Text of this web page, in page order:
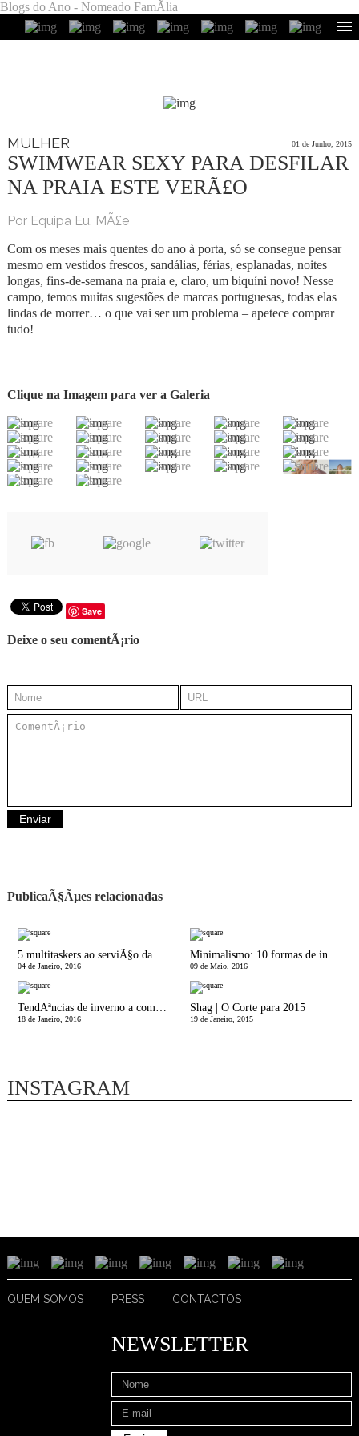
Blogs do Ano - Nomeado FamÃ­lia
MULHER 01 de Junho, 2015
SWIMWEAR SEXY PARA DESFILAR
NA PRAIA ESTE VERÃ£O
Por Equipa Eu, MÃ£e
Com os meses mais quentes do ano à porta, só se consegue pensar
mesmo em vestidos frescos, sandálias, férias, esplanadas, noites
longas, fins-de-semana na praia e, claro, um biquíni novo! Nesse
campo, temos muitas sugestões de marcas portuguesas, todas elas
lindas de morrer… o que vai ser um problema – apetece comprar
tudo!
Clique na Imagem para ver a Galeria
Save
Deixe o seu comentÃ¡rio
PublicaÃ§Ãµes relacionadas
04 de Janeiro, 2016 09 de Maio, 2016
18 de Janeiro, 2016
Shag | O Corte para 2015
19 de Janeiro, 2015
INSTAGRAM
QUEM SOMOS PRESS CONTACTOS
NEWSLETTER